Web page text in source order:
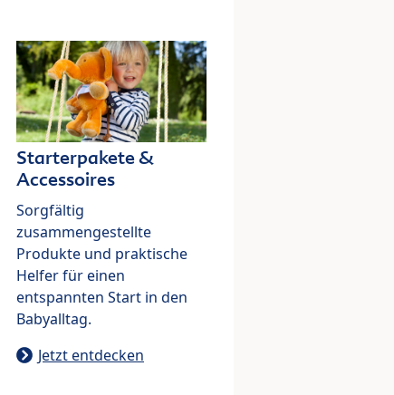
Starterpakete &
Accessoires
Sorgfältig
zusammengestellte
Produkte und praktische
Helfer für einen
entspannten Start in den
Babyalltag.
Jetzt entdecken